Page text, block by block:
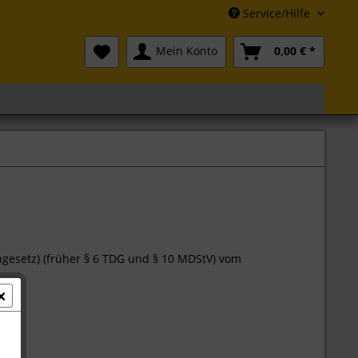
Service/Hilfe
Mein Konto 0,00 € *
(früher § 6 TDG und § 10 MDStV) vom